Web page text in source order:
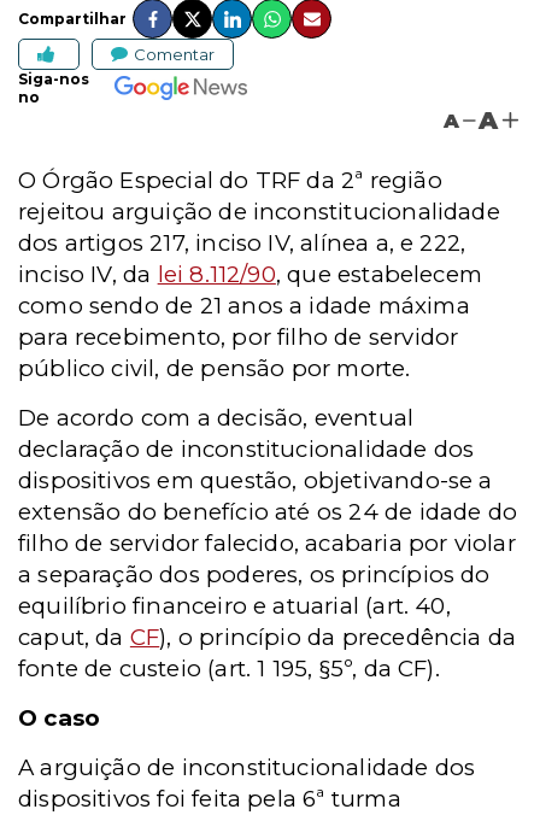
Compartilhar
Comentar
Siga-nos
no
A A
O Órgão Especial do TRF da 2ª região
rejeitou arguição de inconstitucionalidade
dos artigos 217, inciso IV, alínea a, e 222,
inciso IV, da lei 8.112/90, que estabelecem
como sendo de 21 anos a idade máxima
para recebimento, por filho de servidor
público civil, de pensão por morte.
De acordo com a decisão, eventual
declaração de inconstitucionalidade dos
dispositivos em questão, objetivando-se a
extensão do benefício até os 24 de idade do
filho de servidor falecido, acabaria por violar
a separação dos poderes, os princípios do
equilíbrio financeiro e atuarial (art. 40,
caput, da CF), o princípio da precedência da
fonte de custeio (art. 1 195, §5º, da CF).
O caso
A arguição de inconstitucionalidade dos
dispositivos foi feita pela 6ª turma